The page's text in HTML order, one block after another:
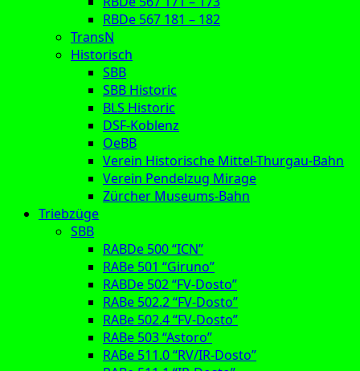
RBDe 567 181 – 182
TransN
Historisch
SBB
SBB Historic
BLS Historic
DSF-Koblenz
OeBB
Verein Historische Mittel-Thurgau-Bahn
Verein Pendelzug Mirage
Zürcher Museums-Bahn
Triebzüge
SBB
RABDe 500 “ICN”
RABe 501 “Giruno”
RABDe 502 “FV-Dosto”
RABe 502.2 “FV-Dosto”
RABe 502.4 “FV-Dosto”
RABe 503 “Astoro”
RABe 511.0 “RV/IR-Dosto”